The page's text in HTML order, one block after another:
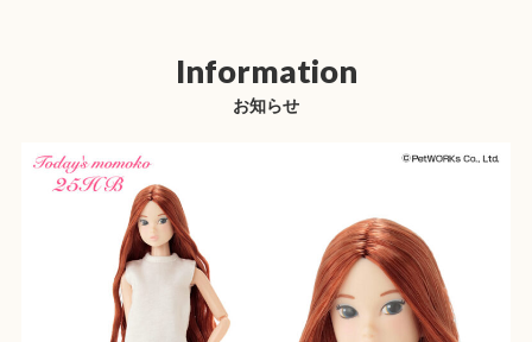
Information
お知らせ